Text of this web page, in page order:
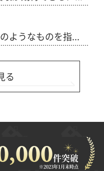
ようなものを指...
る
件突破
※2023年1月末時点